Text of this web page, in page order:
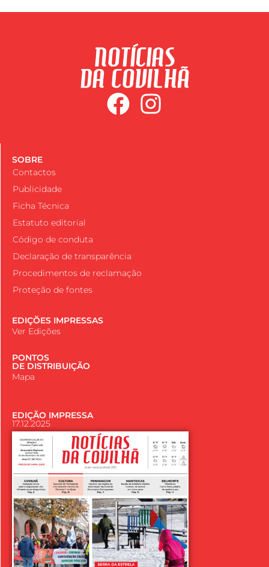
SOBRE
Contactos
Publicidade
Ficha Técnica
Estatuto editorial
Código de conduta
Declaração de transparência
Procedimentos de reclamação
Proteção de fontes
EDIÇÕES IMPRESSAS
Ver Edições
PONTOS
DE DISTRIBUIÇÃO
Mapa
EDIÇÃO IMPRESSA
17.12.2025